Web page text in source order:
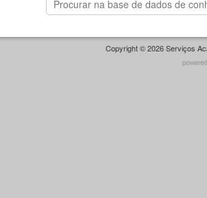
Copyright © 2026 Serviços